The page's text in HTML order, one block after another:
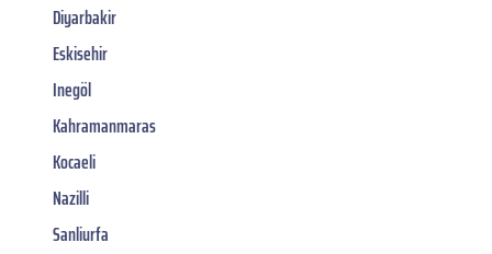
Diyarbakir
Eskisehir
Inegöl
Kahramanmaras
Kocaeli
Nazilli
Sanliurfa